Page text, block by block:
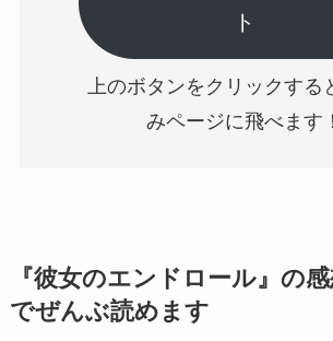
ト
上のボタンをクリックする
みページに飛べます！
『彼女のエンドロール』の
でぜんぶ読めます